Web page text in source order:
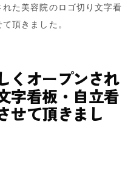
た美容院のロゴ切り文字看
頂きました。
くオープンされ
字看板・自立看
せて頂きまし